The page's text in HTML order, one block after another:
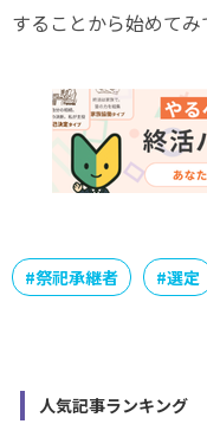
することから始めてみ
#祭祀承継者 #選定
人気記事ランキング